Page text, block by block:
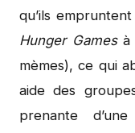
qu’ils
Hunger Gamesà
mèmes), ce qui
aide des
prenante